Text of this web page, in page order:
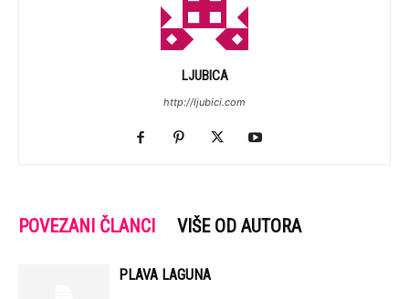
LJUBICA
http://ljubici.com
POVEZANI ČLANCI VIŠE OD AUTORA
PLAVA LAGUNA